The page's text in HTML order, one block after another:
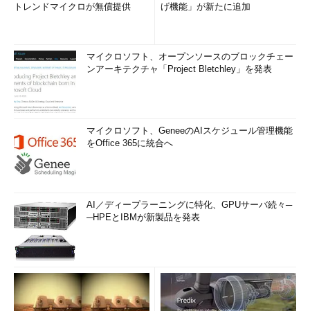
トレンドマイクロが無償提供
げ機能」が新たに追加
マイクロソフト、オープンソースのブロックチェー
ンアーキテクチャ「Project Bletchley」を発表
マイクロソフト、GeneeのAIスケジュール管理機能
をOffice 365に統合へ
AI／ディープラーニングに特化、GPUサーバ続々─
─HPEとIBMが新製品を発表